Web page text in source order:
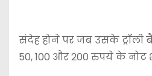
संदेह होने पर जब उसके ट्रॉली
50, 100 और 200 रुपये के नोट